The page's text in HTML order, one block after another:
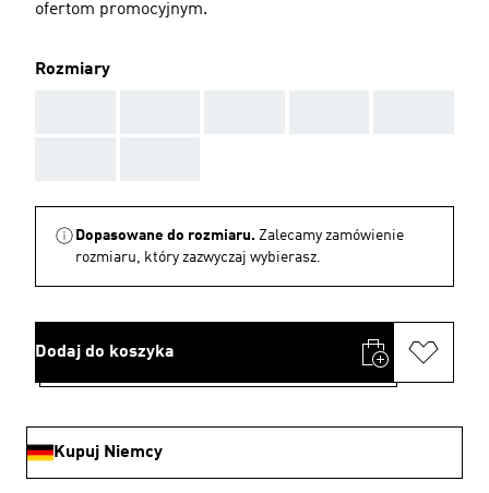
ofertom promocyjnym.
Rozmiary
Dopasowane do rozmiaru. Zalecamy zamówienie
rozmiaru, który zazwyczaj wybierasz.
Dodaj do koszyka
Kupuj Niemcy